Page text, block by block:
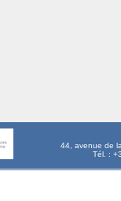
44, avenue de
Tél. :